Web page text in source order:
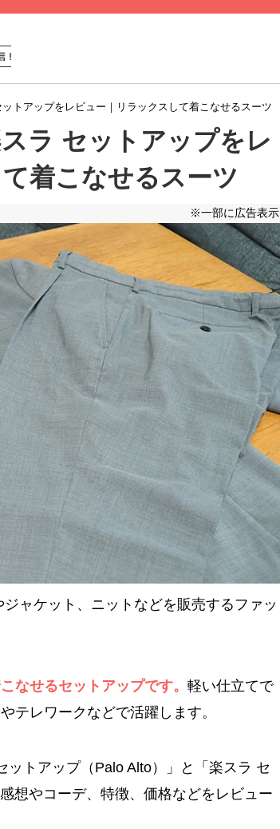
トアップをレビュー｜リラックスして着こなせるスーツ
ラ セットアップをレ
着こなせるスーツ
※一部に広告表示
ャケット、ニットなどを販売するファッ
なせるセットアップです。 軽い仕立てで
テレワークなどで活躍します。
ットアップ（Palo Alto）」と「楽スラ セ
想やコーデ、特徴、価格などをレビュー